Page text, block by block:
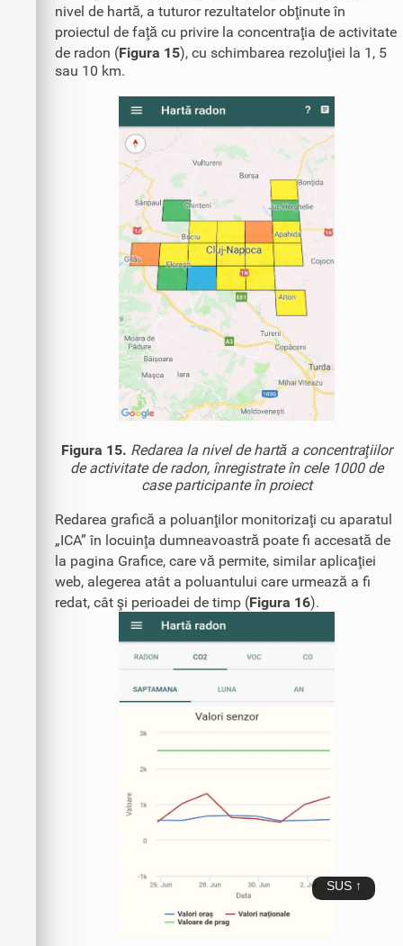
SUS ↑
nivel de hartă, a tuturor rezultatelor obţinute în
proiectul de faţă cu privire la concentraţia de activitate
de radon (Figura 15), cu schimbarea rezoluţiei la 1, 5
sau 10 km.
Figura 15. Redarea la nivel de hartă a concentraţiilor
de activitate de radon, înregistrate în cele 1000 de
case participante în proiect
Redarea grafică a poluanţilor monitorizaţi cu aparatul
„ICA” în locuinţa dumneavoastră poate fi accesată de
la pagina Grafice, care vă permite, similar aplicaţiei
web, alegerea atât a poluantului care urmează a fi
redat, cât şi perioadei de timp (Figura 16).